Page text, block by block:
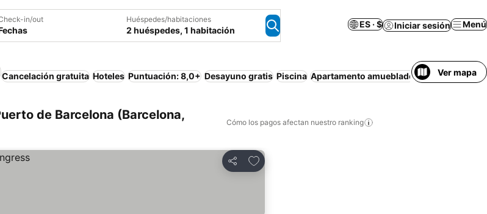
in/out Huéspedes/habitaciones
2 huéspedes, 1 habitación
ES · $ Iniciar sesión Menú
Cancelación gratuita Hoteles Puntuación: 8,0+ Desayuno gratis Piscina Apartamento amueblado Media pensión
Ver mapa
de Barcelona (Barcelona,
Cómo los pagos afectan nuestro ranking
Compartir
Agregar a favoritos